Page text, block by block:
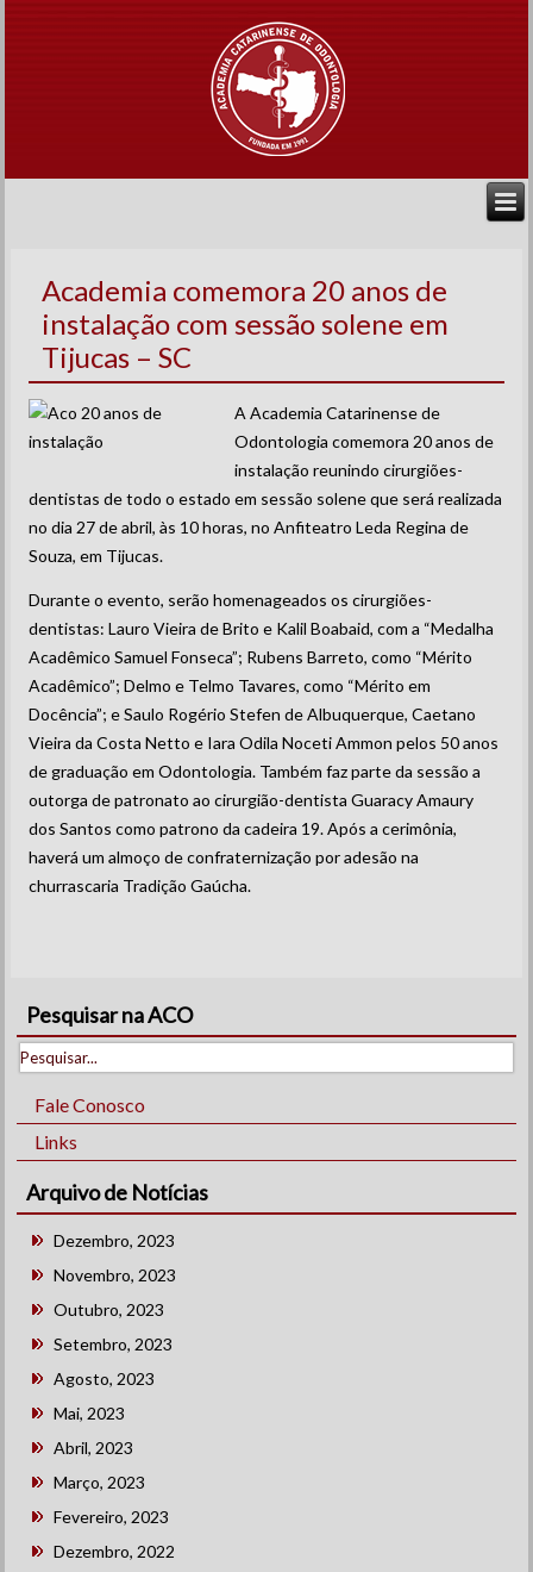
Academia comemora 20 anos de
instalação com sessão solene em
Tijucas – SC
A Academia Catarinense de
Odontologia comemora 20 anos de
instalação reunindo cirurgiões-
dentistas de todo o estado em sessão solene que será realizada
no dia 27 de abril, às 10 horas, no Anfiteatro Leda Regina de
Souza, em Tijucas.
Durante o evento, serão homenageados os cirurgiões-
dentistas: Lauro Vieira de Brito e Kalil Boabaid, com a “Medalha
Acadêmico Samuel Fonseca”; Rubens Barreto, como “Mérito
Acadêmico”; Delmo e Telmo Tavares, como “Mérito em
Docência”; e Saulo Rogério Stefen de Albuquerque, Caetano
Vieira da Costa Netto e Iara Odila Noceti Ammon pelos 50 anos
de graduação em Odontologia. Também faz parte da sessão a
outorga de patronato ao cirurgião-dentista Guaracy Amaury
dos Santos como patrono da cadeira 19. Após a cerimônia,
haverá um almoço de confraternização por adesão na
churrascaria Tradição Gaúcha.
Pesquisar na ACO
Fale Conosco
Links
Arquivo de Notícias
Dezembro, 2023
Novembro, 2023
Outubro, 2023
Setembro, 2023
Agosto, 2023
Mai, 2023
Abril, 2023
Março, 2023
Fevereiro, 2023
Dezembro, 2022